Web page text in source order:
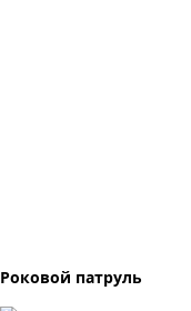
Роковой патруль